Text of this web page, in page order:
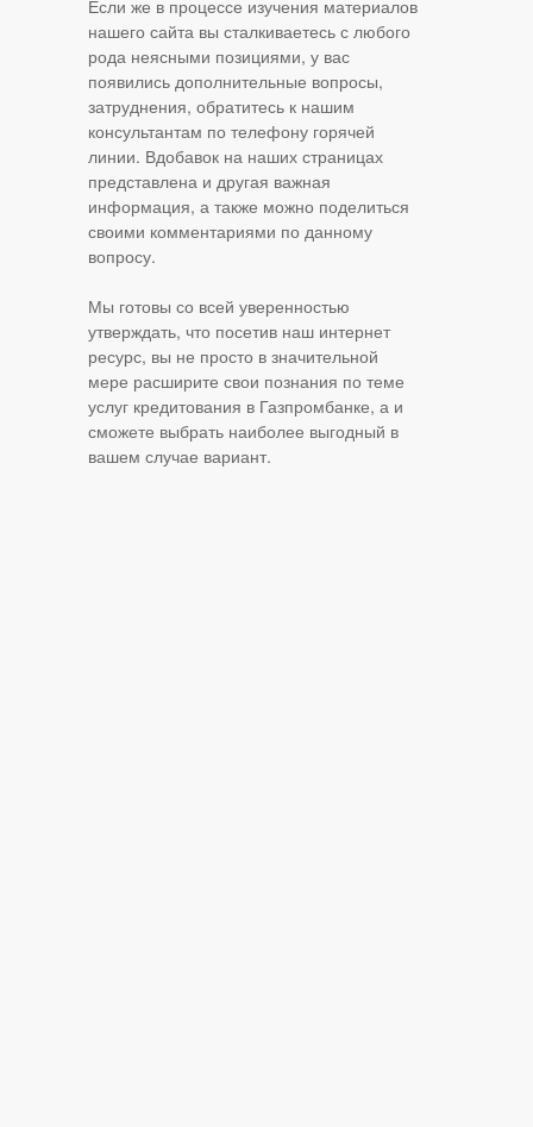
Если же в процессе изучения материалов
нашего сайта вы сталкиваетесь с любого
рода неясными позициями, у вас
появились дополнительные вопросы,
затруднения, обратитесь к нашим
консультантам по телефону горячей
линии. Вдобавок на наших страницах
представлена и другая важная
информация, а также можно поделиться
своими комментариями по данному
вопросу.
Мы готовы со всей уверенностью
утверждать, что посетив наш интернет
ресурс, вы не просто в значительной
мере расширите свои познания по теме
услуг кредитования в Газпромбанке, а и
сможете выбрать наиболее выгодный в
вашем случае вариант.